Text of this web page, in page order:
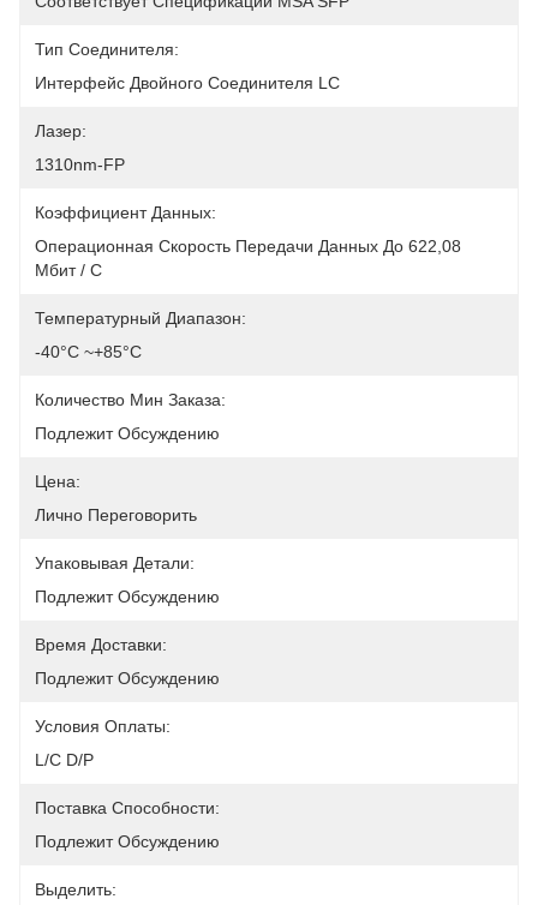
Тип Соединителя:
Интерфейс Двойного Соединителя LC
Лазер:
1310nm-FP
Коэффициент Данных:
Операционная Скорость Передачи Данных До 622,08
Мбит / С
Температурный Диапазон:
-40°C ~+85°C
Количество Мин Заказа:
Подлежит Обсуждению
Цена:
Лично Переговорить
Упаковывая Детали:
Подлежит Обсуждению
Время Доставки:
Подлежит Обсуждению
Условия Оплаты:
L/C D/P
Поставка Способности:
Подлежит Обсуждению
Выделить: